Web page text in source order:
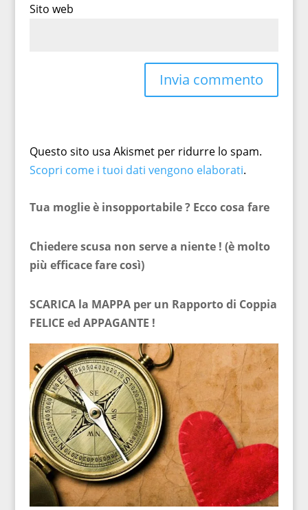
Sito web
Questo sito usa Akismet per ridurre lo spam.
Scopri come i tuoi dati vengono elaborati.
Tua moglie è insopportabile ? Ecco cosa fare
Chiedere scusa non serve a niente ! (è molto
più efficace fare così)
SCARICA la MAPPA per un Rapporto di Coppia
FELICE ed APPAGANTE !